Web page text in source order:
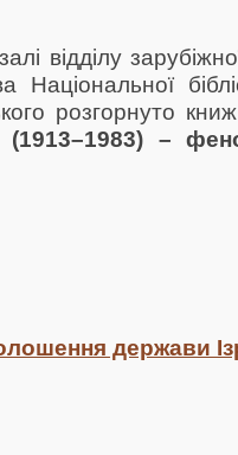
відділу
Національної
розгорнуто
(1913–1983) –
держави